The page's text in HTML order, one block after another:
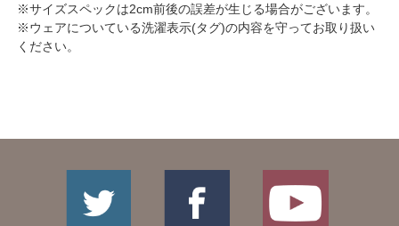
※サイズスペックは2cm前後の誤差が生じる場合がございます。
※ウェアについている洗濯表示(タグ)の内容を守ってお取り扱い
ください。